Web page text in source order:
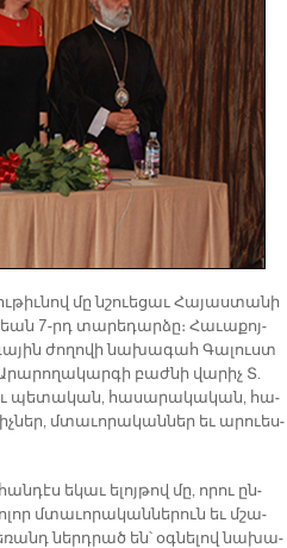
մը նշուե­ցաւ Հա­յաս­տա­նի
7-րդ տա­րե­դար­ձը։ Հա­ւա­քոյ­
ժո­ղո­վի նա­խա­գահ Գա­լուստ
բաժ­նի վա­րիչ Տ.
պե­տա­կան, հա­սա­րա­կա­կան, հա­
մտա­ւո­րա­կան­ներ եւ ա­րուես­
ե­կաւ ե­լոյ­թով մը, ո­րու ըն­
մտա­ւո­րա­կան­նե­րուն եւ մշա­
ե­ռանդ ներդ­րած են՝ օգ­նե­լով նա­խա­